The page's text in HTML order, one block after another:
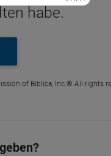
habe.
of Biblica, Inc.® All rights